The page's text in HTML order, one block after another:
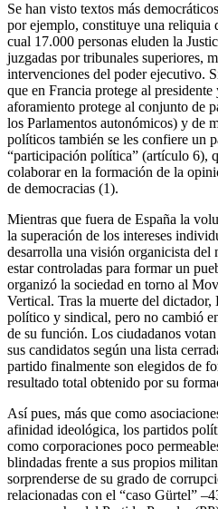
Se han visto textos más
por ejemplo, constituye una reliquia
cual 17.000 personas eluden la
juzgadas por tribunales superiores,
intervenciones del poder ejecutivo.
que en Francia protege al
aforamiento protege al conjunto de
los Parlamentos autonómicos) y de
políticos también se les confiere un
“participación política” (artículo 6),
colaborar en la formación de la
de democracias (1).
Mientras que fuera de España la
la superación de los intereses
desarrolla una visión organicista del
estar controladas para formar un
organizó la sociedad en torno al
Vertical. Tras la muerte del dictador,
político y sindical, pero no cambió
de su función. Los ciudadanos
sus candidatos según una lista
partido finalmente son elegidos de
resultado total obtenido por su
Así pues, más que como
afinidad ideológica, los partidos
como corporaciones poco
blindadas frente a sus propios
sorprenderse de su grado de
relacionadas con el “caso Gürtel”